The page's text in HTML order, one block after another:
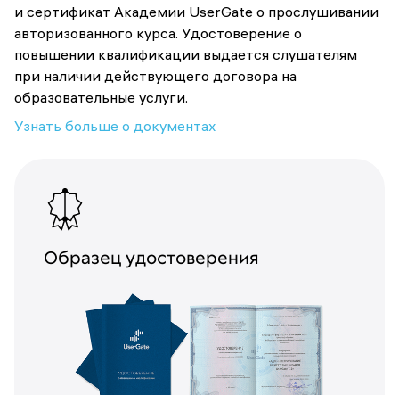
и сертификат Академии UserGate о прослушивании
авторизованного курса. Удостоверение о
повышении квалификации выдается слушателям
при наличии действующего договора на
образовательные услуги.
Узнать больше о документах
Образец удостоверения